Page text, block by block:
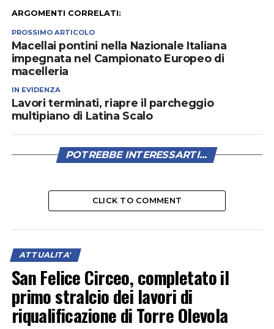
ARGOMENTI CORRELATI:
PROSSIMO ARTICOLO
Macellai pontini nella Nazionale Italiana
impegnata nel Campionato Europeo di
macelleria
IN EVIDENZA
Lavori terminati, riapre il parcheggio
multipiano di Latina Scalo
POTREBBE INTERESSARTI...
CLICK TO COMMENT
ATTUALITA'
San Felice Circeo, completato il
primo stralcio dei lavori di
riqualificazione di Torre Olevola